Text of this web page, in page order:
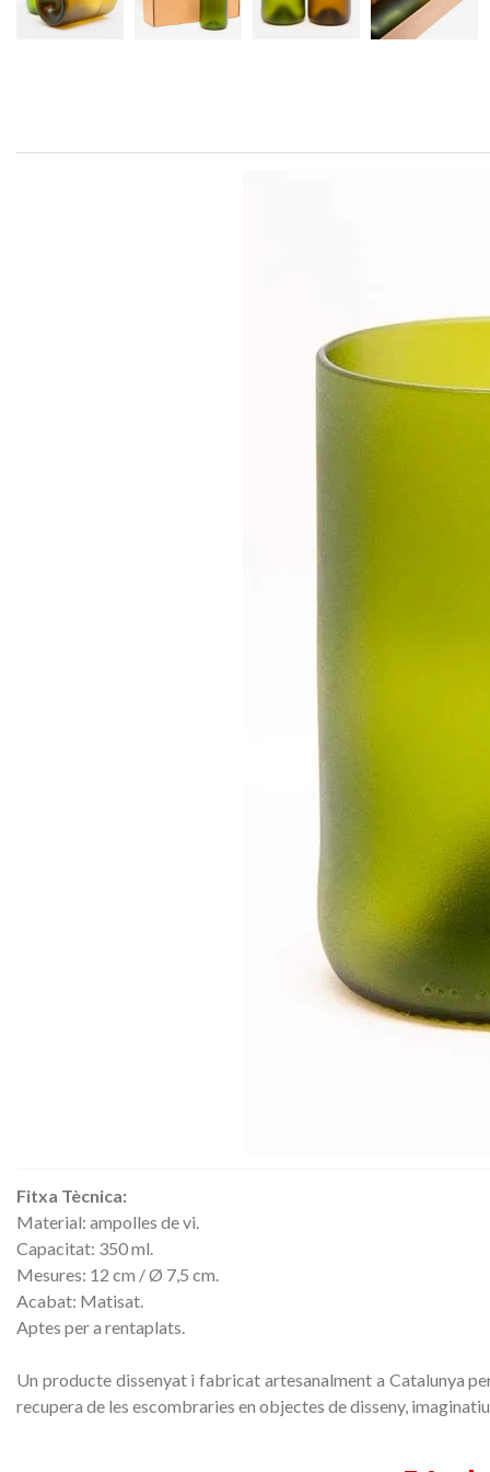
Fitxa Tècnica:
Material: ampolles de vi.
Capacitat: 350 ml.
Mesures: 12 cm / Ø 7,5 cm.
Acabat: Matisat.
Aptes per a rentaplats.
Un producte dissenyat i fabricat artesanalment a Catalunya
recupera de les escombraries en objectes de disseny,